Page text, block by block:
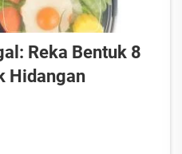
Reka Bentuk 8
Hidangan